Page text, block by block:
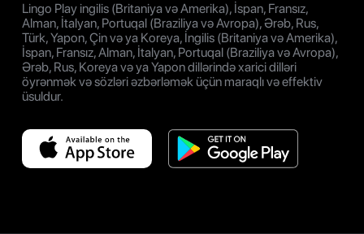
Lingo Play ingilis (Britaniya və Amerika), İspan, Fransız,
Alman, İtalyan, Portuqal (Braziliya və Avropa), Ərəb, Rus,
Türk, Yapon, Çin və ya Koreya, İngilis (Britaniya və Amerika),
İspan, Fransız, Alman, İtalyan, Portuqal (Braziliya və Avropa),
Ərəb, Rus, Koreya və ya Yapon dillərində xarici dilləri
öyrənmək və sözləri əzbərləmək üçün maraqlı və effektiv
üsuldur.